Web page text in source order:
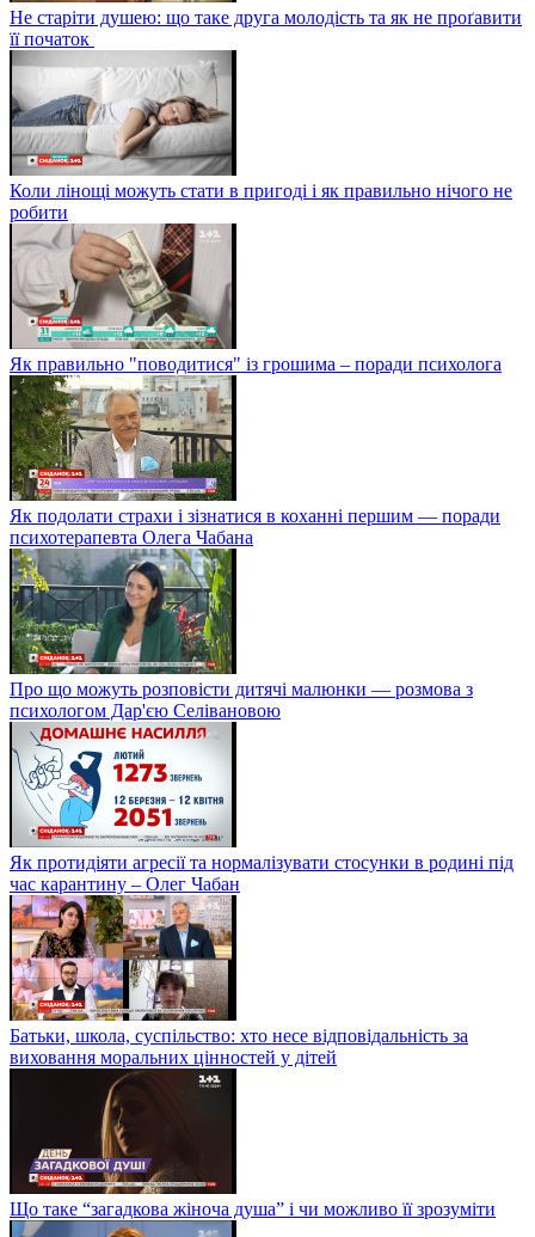
Не старіти душею: що таке друга молодість та як не проґавити
її початок
Коли лінощі можуть стати в пригоді і як правильно нічого не
робити
Як правильно "поводитися" із грошима – поради психолога
Як подолати страхи і зізнатися в коханні першим — поради
психотерапевта Олега Чабана
Про що можуть розповісти дитячі малюнки — розмова з
психологом Дар'єю Селівановою
Як протидіяти агресії та нормалізувати стосунки в родині під
час карантину – Олег Чабан
Батьки, школа, суспільство: хто несе відповідальність за
виховання моральних цінностей у дітей
Що таке “загадкова жіноча душа” і чи можливо її зрозуміти